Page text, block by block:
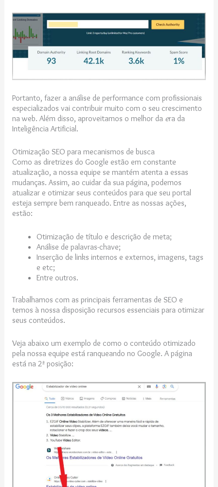
Portanto, fazer a análise de performance com profissionais
especializados vai contribuir muito com o seu crescimento
na web. Além disso, aproveitamos o melhor da era da
Inteligência Artificial.
Otimização SEO para mecanismos de busca
Como as diretrizes do Google estão em constante
atualização, a nossa equipe se mantém atenta a essas
mudanças. Assim, ao cuidar da sua página, podemos
atualizar e otimizar seus conteúdos para que seu portal
esteja sempre bem ranqueado. Entre as nossas ações,
estão:
Otimização de título e descrição de meta;
Análise de palavras-chave;
Inserção de links internos e externos, imagens, tags
e etc;
Entre outros.
Trabalhamos com as principais ferramentas de SEO e
temos à nossa disposição recursos essenciais para otimizar
seus conteúdos.
Veja abaixo um exemplo de como o conteúdo otimizado
pela nossa equipe está ranqueando no Google. A página
está na 2ª posição: